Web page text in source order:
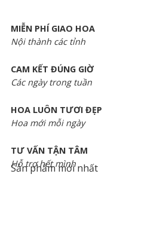
MIỄN PHÍ GIAO HOA
Nội thành các tỉnh
CAM KẾT ĐÚNG GIỜ
Các ngày trong tuần
HOA LUÔN TƯƠI ĐẸP
Hoa mới mỗi ngày
TƯ VẤN TẬN TÂM
Hỗ trợ hết mình
Sản phẩm mới nhất